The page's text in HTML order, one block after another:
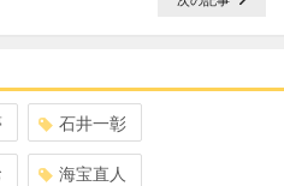
石井一彰
海宝直人